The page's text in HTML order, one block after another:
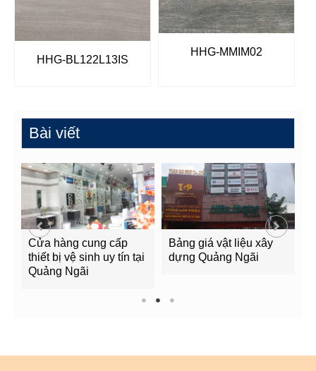
HHG-BL122L13IS
HHG-MMIM02
Bài viết
Cửa hàng cung cấp
thiết bị vệ sinh uy tín tại
Quảng Ngãi
Bảng giá vật liệu xây
dựng Quảng Ngãi
1 2 3